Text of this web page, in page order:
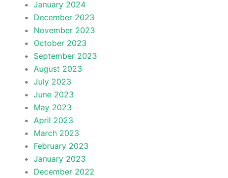
January 2024
December 2023
November 2023
October 2023
September 2023
August 2023
July 2023
June 2023
May 2023
April 2023
March 2023
February 2023
January 2023
December 2022